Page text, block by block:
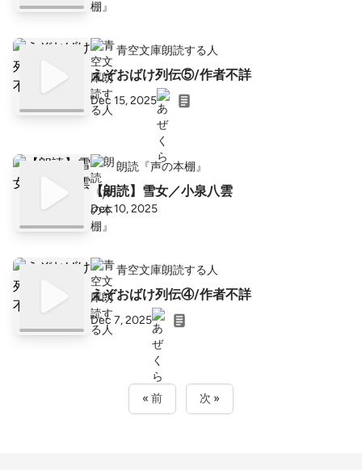
青空文庫朗読する人
えぞおばけ列伝⑤/作者不詳
Dec 15, 2025
朗読『声の本棚』
【朗読】雪女／小泉八雲
Dec 10, 2025
青空文庫朗読する人
えぞおばけ列伝④/作者不詳
Dec 7, 2025
« 前 次 »